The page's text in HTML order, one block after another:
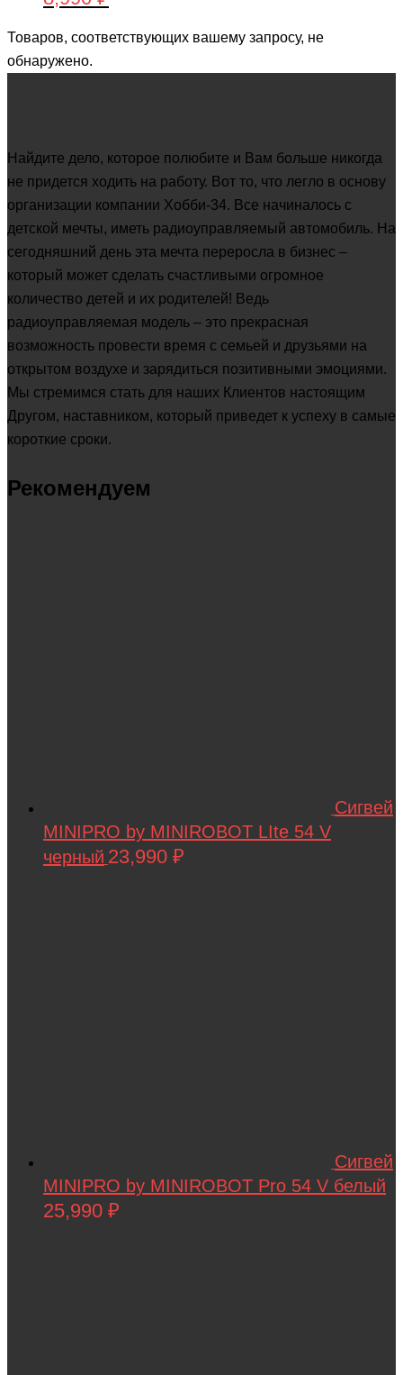
составляла
11,990 ₽.
8,990 ₽.
Товаров, соответствующих вашему запросу, не
обнаружено.
Найдите дело, которое полюбите и Вам больше никогда
не придется ходить на работу. Вот то, что легло в основу
организации компании Хобби-34. Все начиналось с
детской мечты, иметь радиоуправляемый автомобиль. На
сегодняшний день эта мечта переросла в бизнес –
который может сделать счастливыми огромное
количество детей и их родителей! Ведь
радиоуправляемая модель – это прекрасная
возможность провести время с семьей и друзьями на
открытом воздухе и зарядиться позитивными эмоциями.
Мы стремимся стать для наших Клиентов настоящим
Другом, наставником, который приведет к успеху в самые
короткие сроки.
Рекомендуем
Сигвей
MINIPRO by MINIROBOT LIte 54 V
черный 23,990 ₽
Сигвей
MINIPRO by MINIROBOT Pro 54 V белый
25,990 ₽